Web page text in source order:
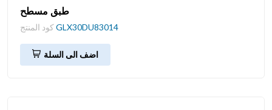
طبق مسطح
GLX30DU83014
اضف الى السلة